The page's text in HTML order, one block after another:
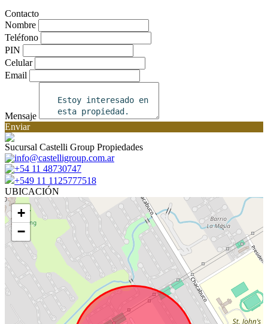
Contacto
Nombre
Teléfono
PIN
Celular
Email
Mensaje
Enviar
Sucursal Castelli Group Propiedades
info@castelligroup.com.ar
+54 11 48730747
+549 11 1125777518
UBICACIÓN
+
−